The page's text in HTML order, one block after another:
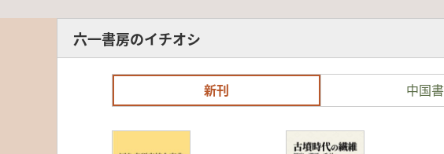
六一書房のイチオシ
新刊 中国書